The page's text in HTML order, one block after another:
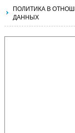
ПОЛИТИКА В
ДАННЫХ